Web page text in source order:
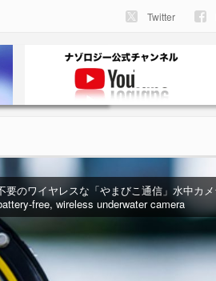
Twitter
要のワイヤレスな「やまびこ通信」水中カ
free, wireless underwater camera